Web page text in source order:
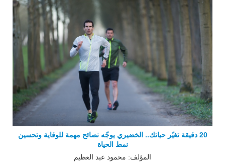
20 دقيقة تغيّر حياتك.. الخضيري يوجّه نصائح مهمة للوقاية وتحسين
نمط الحياة
المؤلف: محمود عبد العظيم